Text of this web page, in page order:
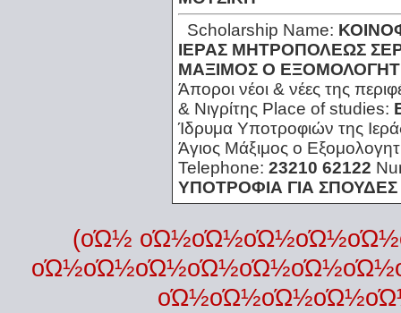
Scholarship Name:
ΙΕΡΑΣ ΜΗΤΡΟΠΟΛΕΩΣ
ΜΑΞΙΜΟΣ Ο
Άποροι νέοι & νέες της
& Νιγρίτης Place of studies:
Ίδρυμα Υποτροφιών της
Άγιος Μάξιμος ο
Telephone: 23210 62122
ΥΠΟΤΡΟΦΙΑ ΓΙΑ
(οΏ½